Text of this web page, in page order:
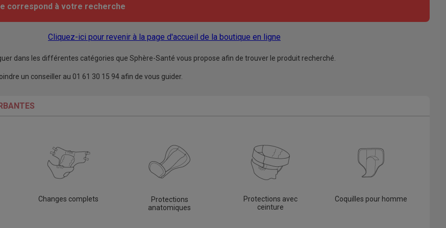
correspond à votre recherche
Cliquez-ici pour revenir à la page d'accueil de la boutique en ligne
dans les différentes catégories que Sphère-Santé vous propose afin de trouver le produit recherché.
un conseiller au 01 61 30 15 94 afin de vous guider.
Changes complets
Protections
anatomiques
Protections avec
ceinture
Coquilles pour homme